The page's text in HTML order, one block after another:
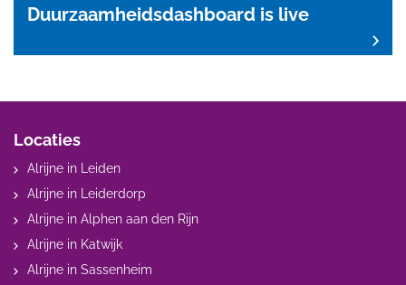
Duurzaamheidsdashboard is live
Locaties
Alrijne in Leiden
Alrijne in Leiderdorp
Alrijne in Alphen aan den Rijn
Alrijne in Katwijk
Alrijne in Sassenheim